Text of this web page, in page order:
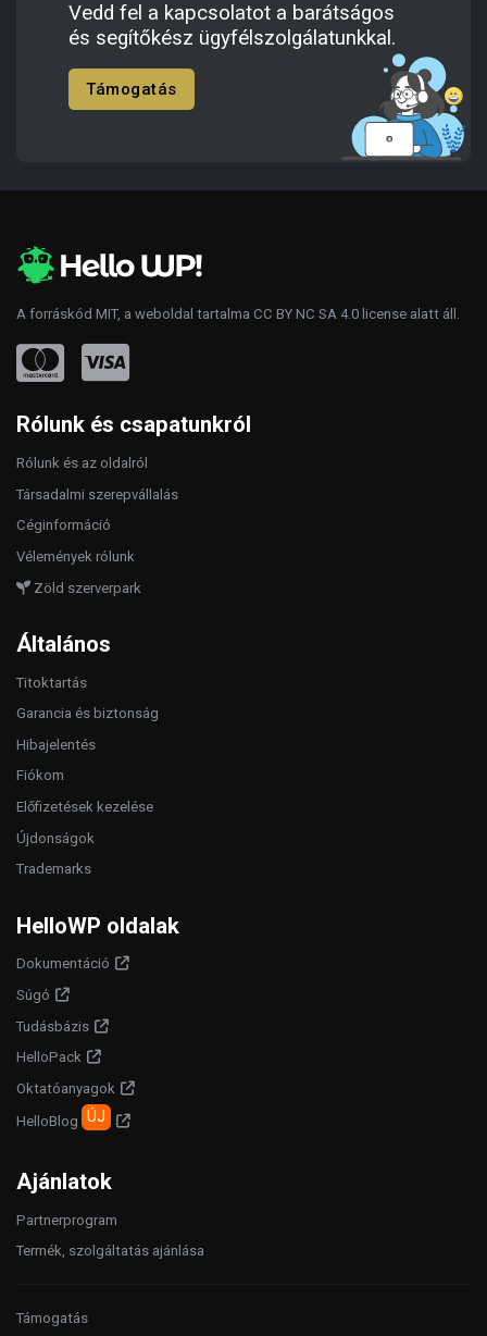
Vedd fel a kapcsolatot a barátságos
és segítőkész ügyfélszolgálatunkkal.
Támogatás
A forráskód MIT, a weboldal tartalma CC BY NC SA 4.0 license alatt áll.
Rólunk és csapatunkról
Rólunk és az oldalról
Társadalmi szerepvállalás
Céginformáció
Vélemények rólunk
Zöld szerverpark
Általános
Titoktartás
Garancia és biztonság
Hibajelentés
Fiókom
Előfizetések kezelése
Újdonságok
Trademarks
HelloWP oldalak
Dokumentáció
Súgó
Tudásbázis
HelloPack
Oktatóanyagok
HelloBlog ÚJ
Ajánlatok
Partnerprogram
Termék, szolgáltatás ajánlása
Támogatás